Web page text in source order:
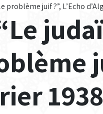
juif ?”, L’Echo
1938